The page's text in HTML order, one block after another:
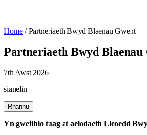
Home /Partneriaeth Bwyd Blaenau Gwent
Partneriaeth Bwyd Blaenau
7th Awst 2026
sianelin
Rhannu
Yn gweithio tuag at aelodaeth Lleoedd